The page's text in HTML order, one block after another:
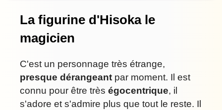
La figurine d'Hisoka le
magicien
C'est un personnage très étrange,
presque dérangeant par moment. Il est
connu pour être très égocentrique, il
s'adore et s'admire plus que tout le reste. Il